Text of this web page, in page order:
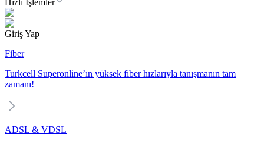
Hızlı İşlemler
Giriş Yap
Fiber
Turkcell Superonline’ın yüksek fiber hızlarıyla tanışmanın tam
zamanı!
ADSL & VDSL